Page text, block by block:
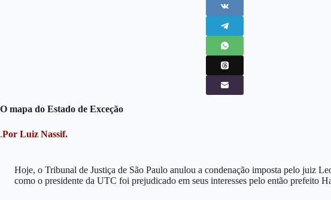
O mapa do Estado de Exceção
.Por Luiz Nassif.
Hoje, o Tribunal de Justiça de São Paulo anulou a condenação imposta pelo juiz
como o presidente da UTC foi prejudicado em seus interesses pelo então prefeito